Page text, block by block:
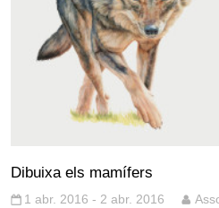
Dibuixa els mamífers
1 abr. 2016 - 2 abr. 2016